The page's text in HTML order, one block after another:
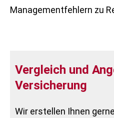
Managementfehlern zu
Vergleich und
Versicherung
Wir erstellen Ihnen